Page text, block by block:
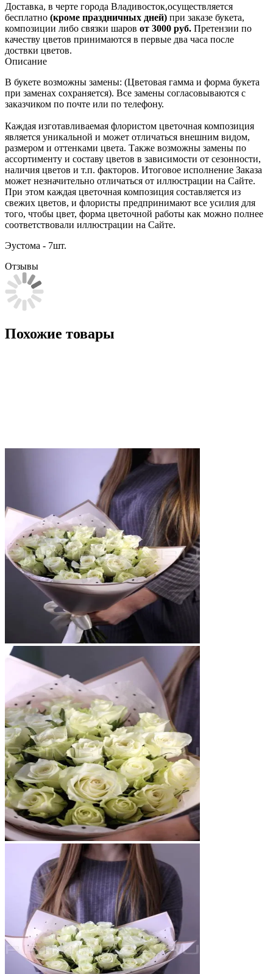
Доставка, в черте города Владивосток,осуществляется
бесплатно (кроме праздничных дней) при заказе букета,
композиции либо связки шаров от 3000 руб. Претензии по
качеству цветов принимаются в первые два часа после
доствки цветов.
Описание
В букете возможны замены: (Цветовая гамма и форма букета
при заменах сохраняется). Все замены согласовываются с
заказчиком по почте или по телефону.
Каждая изготавливаемая флористом цветочная композиция
является уникальной и может отличаться внешним видом,
размером и оттенками цвета. Также возможны замены по
ассортименту и составу цветов в зависимости от сезонности,
наличия цветов и т.п. факторов. Итоговое исполнение Заказа
может незначительно отличаться от иллюстрации на Сайте.
При этом каждая цветочная композиция составляется из
свежих цветов, и флористы предпринимают все усилия для
того, чтобы цвет, форма цветочной работы как можно полнее
соответствовали иллюстрации на Сайте.
Эустома - 7шт.
Отзывы
Похожие товары